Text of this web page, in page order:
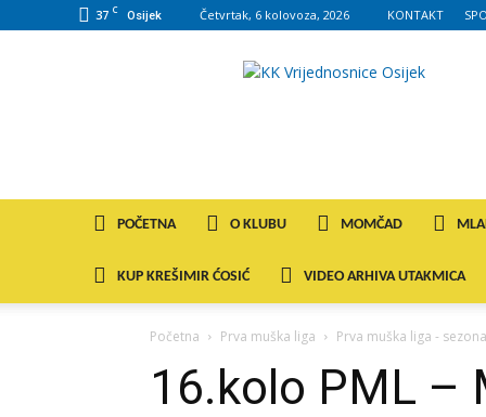
37 C Osijek Četvrtak, 6 kolovoza, 2026 KONTAKT
POČETNA O KLUBU MOMČAD
KUP KREŠIMIR ĆOSIĆ VIDEO ARHIVA UTAKMICA
Početna Prva muška liga Prva muška liga -
16.kolo PML –